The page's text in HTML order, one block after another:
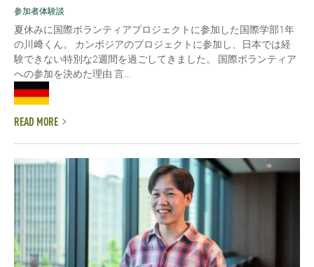
参加者体験談
夏休みに国際ボランティアプロジェクトに参加した国際学部1年
の川﨑くん。 カンボジアのプロジェクトに参加し、日本では経
験できない特別な2週間を過ごしてきました。 国際ボランティア
への参加を決めた理由 言...
READ MORE